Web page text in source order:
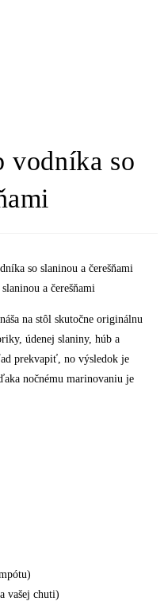
vodníka so
a čerešňami
na stôl skutočne originálnu
údenej slaniny, húb a
prekvapiť, no výsledok je
nočnému marinovaniu je
vašej chuti)